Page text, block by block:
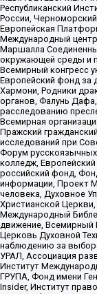
Республиканский
России,
Европейская
Международный
Маршалла
окружающей среды и
Всемирный конгресс
Европейский фонд
Хармони, Родники
органов, Фалунь Дафа,
расследованию
Всемирная
Пражский
исследований при
Форум
колледж,
российский фонд,
информации, Проект
человека, Духовное
Христианской
Международный
движение, Всемирный
Церковь Духовной
наблюдению за
УРАЛ, Ассоциация
Институт
ГРУПА, Фонд имени
Insider, Институт